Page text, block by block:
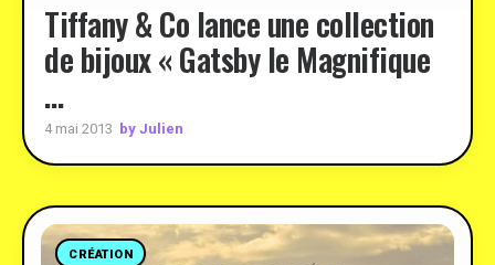
Tiffany & Co lance une collection
de bijoux « Gatsby le Magnifique
…
4 mai 2013 by Julien
CRÉATION